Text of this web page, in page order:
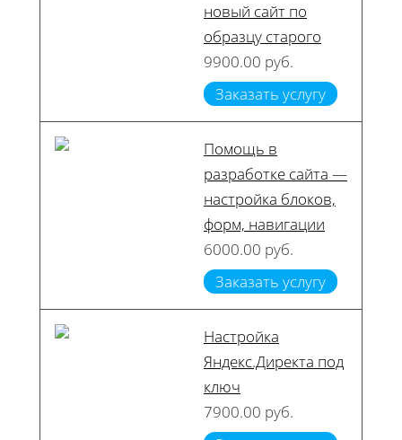
новый сайт по
образцу старого
9900.00 руб.
Заказать услугу
Помощь в
разработке сайта —
настройка блоков,
форм, навигации
6000.00 руб.
Заказать услугу
Настройка
Яндекс.Директа под
ключ
7900.00 руб.